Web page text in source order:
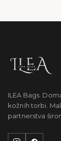
ILEA Bags.
kožnih torbi.
partnerstva